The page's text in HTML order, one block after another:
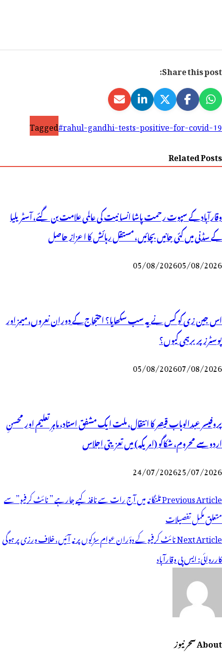
Share this post:
Tagged#rahul-gandhi-tests-positive-for-covid-19
Related Posts
وقارآباد کے سپوت رحمت پاشا انسانیت کی عالمی علامت بن گئے، آسٹریلیا
کے سڈنی میں کئی جانیں بچائیں، مستقل رہائش کا اعزاز حاصل
05/08/202605/08/2026
اس جین زی کو کس نے یہ سب سکھایا؟ احتجاج کے دوران نعروں، میمز اور
پوسٹرز پر برہمی کیوں؟
05/08/202607/08/2026
پروفیسر عبدالوہاب قیصر کا انتقال، ملت ایک مشفق استاد، ماہرِتعلیم اور محسنِ
اردو سے محروم، شکاگو (امریکہ) میں تعزیتی اجلاس
24/07/202625/07/2026
پوسٹوں
کی
نیویگیشن
Previous Articleتلنگانہ میں آج رات سے نافذ کیے جارہے ” نائٹ کرفیو” سے
متعلق مکمل تفصیلات
Next Articleنائٹ کرفیو کے دؤران عوام سڑکوں پر نہ آئیں،خلاف ورزی پر ہوگی
کارروائی: ایس پی وقارآباد
About سحر نیوز